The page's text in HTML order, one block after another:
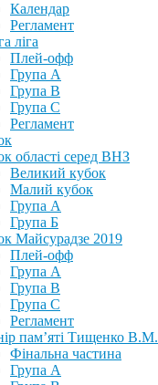
Календар
Регламент
ліга
Плей-офф
Група А
Група В
Група С
Регламент
області серед ВНЗ
Великий кубок
Малий кубок
Група А
Група Б
Майсурадзе 2019
Плей-офф
Група А
Група В
Група С
Регламент
пам’яті Тищенко В.М.
Фінальна частина
Група А